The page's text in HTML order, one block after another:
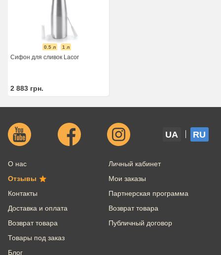
0.5 л 1 л
Сифон для сливок Lacor
2 883 грн.
UA RU
О нас
Отзывы
Контакты
Доставка и оплата
Возврат товара
Товары под заказ
Блог
Личный кабинет
Мои заказы
Партнерская программа
Возврат товара
Публичный договор